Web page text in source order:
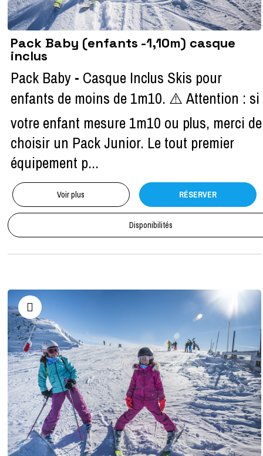
Pack Baby (enfants -1,10m) casque
inclus
Pack Baby - Casque Inclus Skis pour
enfants de moins de 1m10. ⚠️ Attention : si
votre enfant mesure 1m10 ou plus, merci de
choisir un Pack Junior. Le tout premier
équipement p...
Voir plus RÉSERVER
Disponibilités